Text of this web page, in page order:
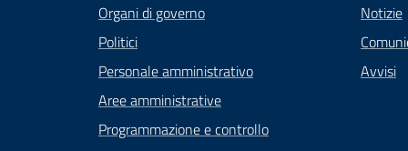
Organi di governo
Politici
Personale amministrativo
Aree amministrative
Programmazione e controllo
Notizie
Avvisi